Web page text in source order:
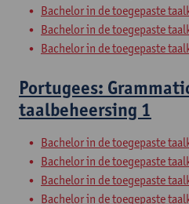
Bachelor in de toegepaste
Bachelor in de toegepaste
Bachelor in de toegepaste
Portugees:
taalbeheersing 1
Bachelor in de toegepaste
Bachelor in de toegepaste
Bachelor in de toegepaste
Bachelor in de toegepaste